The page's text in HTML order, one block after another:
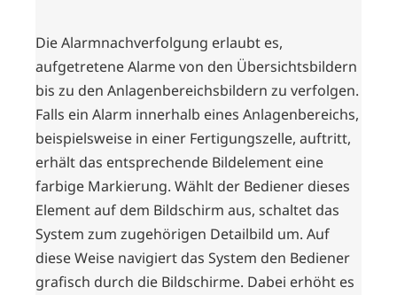
Die Alarmnachverfolgung erlaubt es,
aufgetretene Alarme von den Übersichtsbildern
bis zu den Anlagenbereichsbildern zu verfolgen.
Falls ein Alarm innerhalb eines Anlagenbereichs,
beispielsweise in einer Fertigungszelle, auftritt,
erhält das entsprechende Bildelement eine
farbige Markierung. Wählt der Bediener dieses
Element auf dem Bildschirm aus, schaltet das
System zum zugehörigen Detailbild um. Auf
diese Weise navigiert das System den Bediener
grafisch durch die Bildschirme. Dabei erhöht es